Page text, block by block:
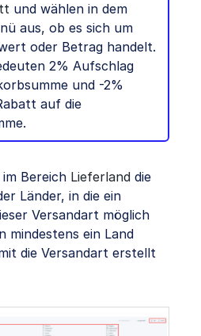
und wählen in dem
aus, ob es sich um
oder Betrag handelt.
2% Aufschlag
und -2%
auf die
Bereich Lieferland die
Länder, in die ein
Versandart möglich
mindestens ein Land
die Versandart erstellt